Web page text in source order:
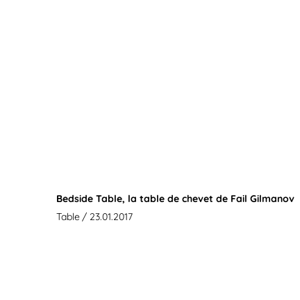
Bedside Table, la table de chevet de Fail Gilmanov
Table / 23.01.2017